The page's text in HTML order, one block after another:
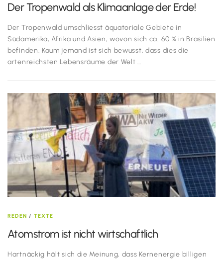
Der Tropenwald als Klimaanlage der Erde!
Der Tropenwald umschliesst äquatoriale Gebiete in
Südamerika, Afrika und Asien, wovon sich ca. 60 % in Brasilien
befinden. Kaum jemand ist sich bewusst, dass dies die
artenreichsten Lebensräume der Welt …
REDEN / TEXTE
Atomstrom ist nicht wirtschaftlich
Hartnäckig hält sich die Meinung, dass Kernenergie billigen